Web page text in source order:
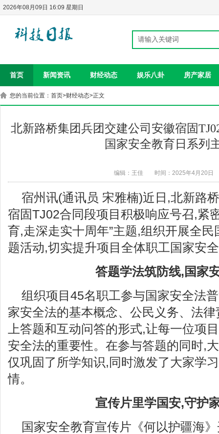
2026年08月09日 16:09 星期日
首页 新闻资讯 财经动态 娱乐八卦 房产家居
您的当前位置： 首页>财经动态>正文
北新路桥集团兵团交建公司安徽宿固
国家安全教育日系列
编辑：王佳 时间：2025年4月20日
宿州讯(通讯员 宋雅楠)近日,北新路
宿固TJ02合同段项目积极响应号召,紧
育,走深走实十周年”主题,组织开展全
题活动,切实提升项目全体职工国家安
答题学法筑防线,国家
组织项目45名职工参与国家安全法
家安全法的基本概念、公民义务、法
上答题和互动问答的形式,让每一位项
安全法的重要性。在参与答题的同时,
仅巩固了所学知识,同时激发了大家学
情。
宣传片里学国安,守护
国家安全教育宣传片《何以护疆海